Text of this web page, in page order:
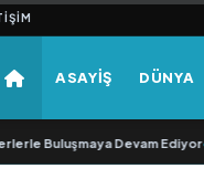
ASAYİŞ DÜNYA
Buluşmaya Devam Ediyor•